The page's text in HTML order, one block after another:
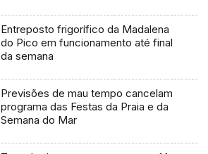
Entreposto frigorífico da Madalena
do Pico em funcionamento até final
da semana
Previsões de mau tempo cancelam
programa das Festas da Praia e da
Semana do Mar